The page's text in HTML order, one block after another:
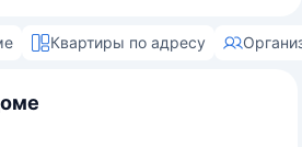
Квартиры по адресу